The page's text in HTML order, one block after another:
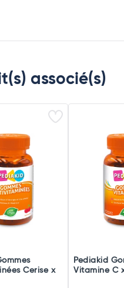
associé(s)
Cerise x
Pediakid
Vitamine C